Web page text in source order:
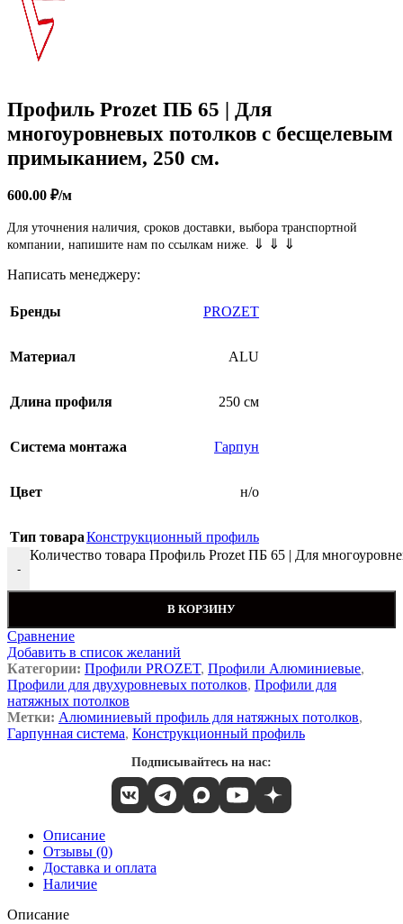
Профиль Prozet ПБ 65 | Для
многоуровневых потолков с бесщелевым
примыканием, 250 см.
600.00 ₽/м
Для уточнения наличия, сроков доставки, выбора транспортной
компании, напишите нам по ссылкам ниже. ⇓ ⇓ ⇓
Написать менеджеру:
Бренды PROZET
Материал ALU
Длина профиля 250 см
Система монтажа Гарпун
Цвет н/о
Тип товараКонструкционный профиль
-
Количество товара Профиль Prozet ПБ 65 | Для
В КОРЗИНУ
Сравнение
Добавить в список желаний
Категории: Профили PROZET, Профили Алюминиевые,
Профили для двухуровневых потолков, Профили для
натяжных потолков
Метки: Алюминиевый профиль для натяжных потолков,
Гарпунная система, Конструкционный профиль
Подписывайтесь на нас:
Описание
Отзывы (0)
Доставка и оплата
Наличие
Описание